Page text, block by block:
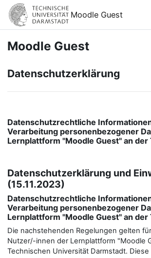
Ir para o conteúdo principal
Moodle Guest
Moodle Guest
Datenschutzerklärung
Datenschutzrechtliche
Verarbeitung personenbezogener
Lernplattform "Moodle Guest" an der
Datenschutzerklärung und
(15.11.2023)
Datenschutzrechtliche
Verarbeitung personenbezogener
Lernplattform "Moodle Guest" an der
Die nachstehenden Regelungen gelten
Nutzer/-innen der Lernplattform "Moodle
Technischen Universität Darmstadt. Diese